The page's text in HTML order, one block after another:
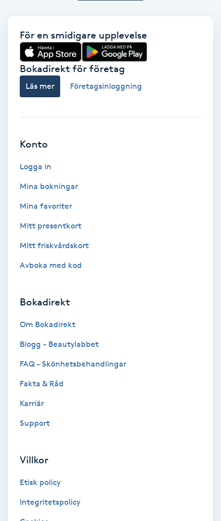
Rakning
Reflexologi
Regndroppsmassage
Reikihealing
Reiki massage
Rosacea
Rosenmetoden
Senioryoga
Singelfransar
Sjukgymnastik
Skalpmassage
Skinbooster
För en smidigare upplevelse
Bokadirekt för företag
Läs mer Företagsinloggning
Konto
Logga in
Mina bokningar
Mina favoriter
Mitt presentkort
Mitt friskvårdskort
Avboka med kod
Bokadirekt
Om Bokadirekt
Blogg - Beautylabbet
FAQ - Skönhetsbehandlingar
Fakta & Råd
Karriär
Support
Villkor
Etisk policy
Integritetspolicy